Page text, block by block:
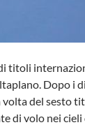
titoli
Dopo i
volta del sesto
di volo nei